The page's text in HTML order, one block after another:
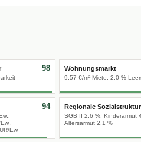
98 Wohnungsmarkt
9,57 €/m² Miete, 2,0 %
Ew.
94 Regionale Sozialstruktur
SGB II 2,6 %, Kinderarmut
Altersarmut 2,1 %